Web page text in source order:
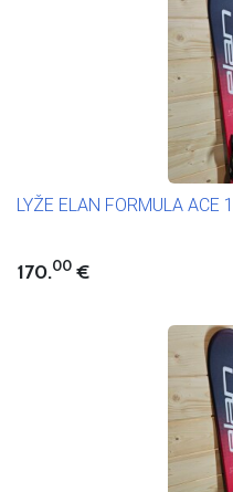
LYŽE ELAN FORMULA ACE
170.00 €